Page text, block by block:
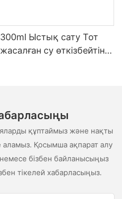
Ыстық сату Тот
су өткізбейтін
құптаймыз және нақты
аламыз. Қосымша ақпарат алу
немесе бізбен байланысыңыз
тікелей хабарласыңыз.